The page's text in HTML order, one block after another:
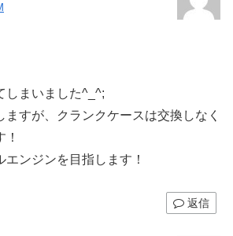
しまいました^_^;
ますが、クランクケースは交換しなく
ンジンを目指します！
返信